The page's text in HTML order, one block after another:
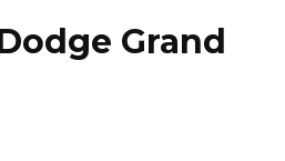
Grand